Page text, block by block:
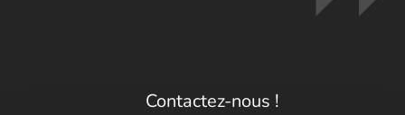
Contactez-nous !